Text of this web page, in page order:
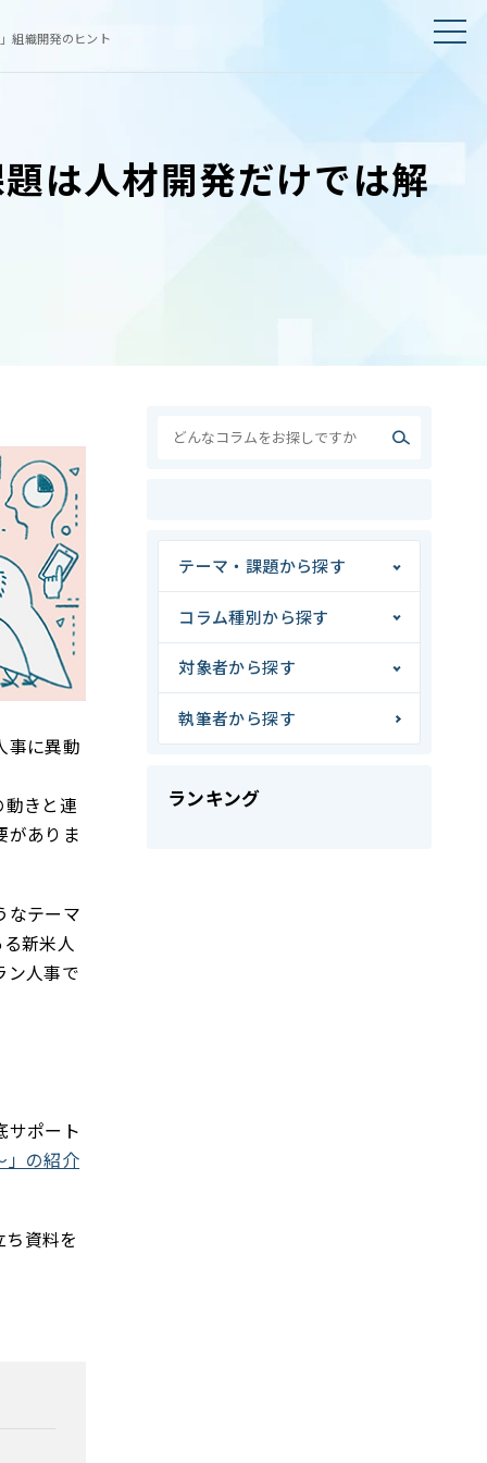
組織開発のヒント
は人材開発だけでは解
事に異動
きと連
がありま
なテーマ
新米人
ン人事で
サポート
」の紹介
資料を
テーマ・課題から探す
コラム種別から探す
対象者から探す
執筆者から探す
ランキング